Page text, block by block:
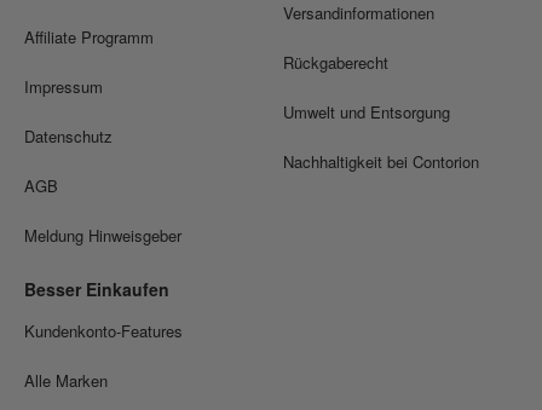
Affiliate Programm
Impressum
Datenschutz
AGB
Meldung Hinweisgeber
Versandinformationen
Rückgaberecht
Umwelt und Entsorgung
Nachhaltigkeit bei Contorion
Besser Einkaufen
Kundenkonto-Features
Alle Marken